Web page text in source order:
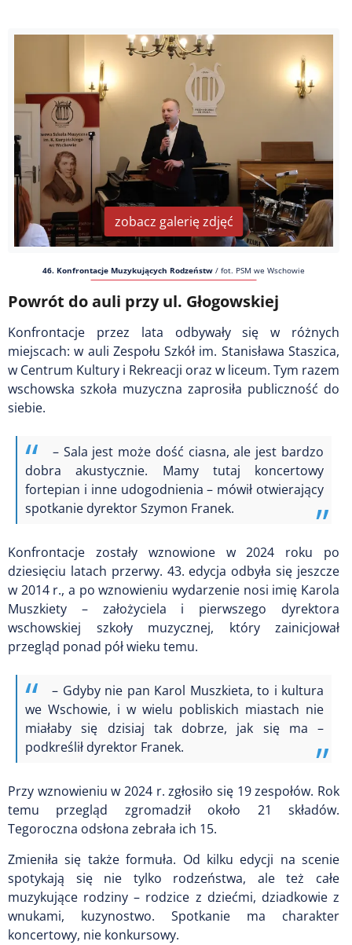
zobacz galerię zdjęć
46. Konfrontacje Muzykujących Rodzeństw / fot. PSM we Wschowie
Powrót do auli przy ul. Głogowskiej
Konfrontacje przez lata odbywały się w różnych
miejscach: w auli Zespołu Szkół im. Stanisława Staszica,
w Centrum Kultury i Rekreacji oraz w liceum. Tym razem
wschowska szkoła muzyczna zaprosiła publiczność do
siebie.
– Sala jest może dość ciasna, ale jest bardzo
dobra akustycznie. Mamy tutaj koncertowy
fortepian i inne udogodnienia – mówił otwierający
spotkanie dyrektor Szymon Franek.
Konfrontacje zostały wznowione w 2024 roku po
dziesięciu latach przerwy. 43. edycja odbyła się jeszcze
w 2014 r., a po wznowieniu wydarzenie nosi imię Karola
Muszkiety – założyciela i pierwszego dyrektora
wschowskiej szkoły muzycznej, który zainicjował
przegląd ponad pół wieku temu.
– Gdyby nie pan Karol Muszkieta, to i kultura
we Wschowie, i w wielu pobliskich miastach nie
miałaby się dzisiaj tak dobrze, jak się ma –
podkreślił dyrektor Franek.
Przy wznowieniu w 2024 r. zgłosiło się 19 zespołów. Rok
temu przegląd zgromadził około 21 składów.
Tegoroczna odsłona zebrała ich 15.
Zmieniła się także formuła. Od kilku edycji na scenie
spotykają się nie tylko rodzeństwa, ale też całe
muzykujące rodziny – rodzice z dziećmi, dziadkowie z
wnukami, kuzynostwo. Spotkanie ma charakter
koncertowy, nie konkursowy.